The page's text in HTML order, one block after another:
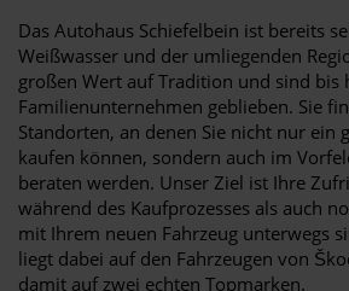
Das Autohaus Schiefelbein ist bereits
Weißwasser und der umliegenden
großen Wert auf Tradition und sind bis
Familienunternehmen geblieben. Sie
Standorten, an denen Sie nicht nur ein
kaufen können, sondern auch im
beraten werden. Unser Ziel ist Ihre
während des Kaufprozesses als auch
mit Ihrem neuen Fahrzeug unterwegs
liegt dabei auf den Fahrzeugen von
damit auf zwei echten Topmarken.